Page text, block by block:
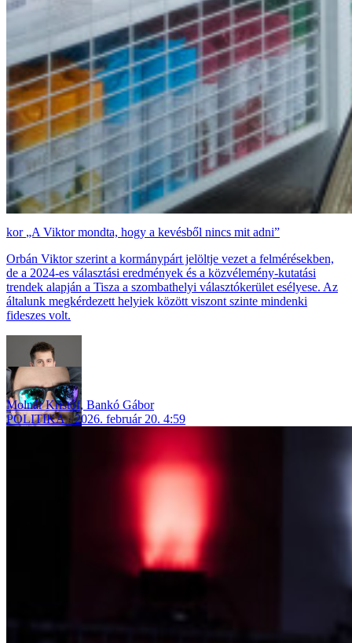
„A Viktor mondta, hogy a kevésből nincs mit adni”
Orbán Viktor szerint a kormánypárt jelöltje vezet a felmérésekben,
de a 2024-es választási eredmények és a közvélemény-kutatási
trendek alapján a Tisza a szombathelyi választókerület esélyese. Az
általunk megkérdezett helyiek között viszont szinte mindenki
fideszes volt.
Molnár Kristóf, Bankó Gábor
POLITIKA
2026. február 20. 4:59